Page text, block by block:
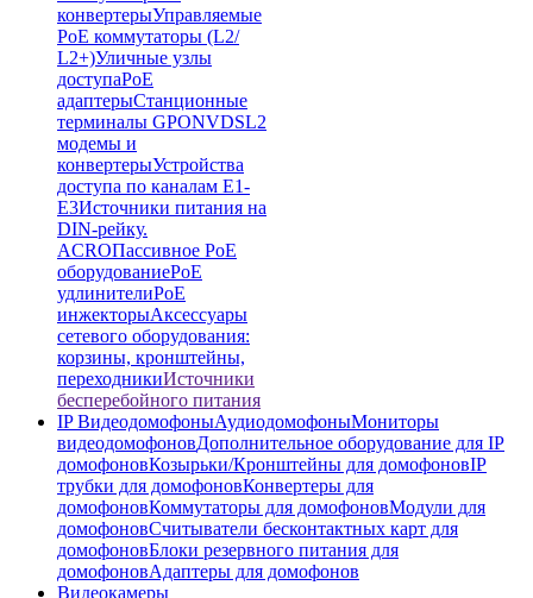
конвертерыУправляемые
PoE коммутаторы (L2/
L2+)Уличные узлы
доступаPoE
адаптерыСтанционные
терминалы GPONVDSL2
модемы и
конвертерыУстройства
доступа по каналам E1-
E3Источники питания на
DIN-рейку.
ACROПассивное PoE
оборудованиеPoE
удлинителиPoE
инжекторыАксессуары
сетевого оборудования:
корзины, кронштейны,
переходникиИсточники
бесперебойного питания
IP ВидеодомофоныАудиодомофоныМониторы
видеодомофоновДополнительное оборудование для IP
домофоновКозырьки/Кронштейны для домофоновIP
трубки для домофоновКонвертеры для
домофоновКоммутаторы для домофоновМодули для
домофоновСчитыватели бесконтактных карт для
домофоновБлоки резервного питания для
домофоновАдаптеры для домофонов
Видеокамеры